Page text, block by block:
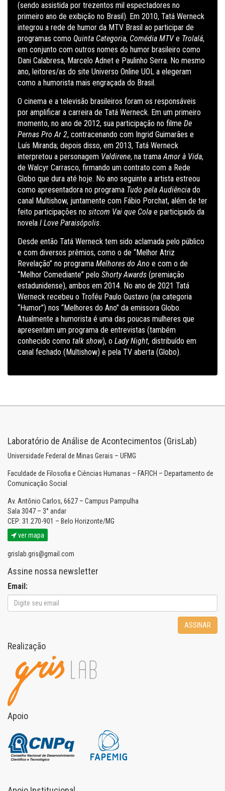
(sendo assistida por trezentos mil espectadores no
primeiro ano de exibição no Brasil). Em 2010, Tatá Werneck
integrou a rede de humor da MTV Brasil ao participar de
programas como Quinta Categoria, Comédia MTVe Trolalá,
em conjunto com outros nomes do humor brasileiro como
Dani Calabresa, Marcelo Adnet e Paulinho Serra. No mesmo
ano, leitores/as do site Universo Online UOL a elegeram
como a humorista mais engraçada do Brasil.
O cinema e a televisão brasileiros foram os responsáveis
por amplificar a carreira de Tatá Werneck. Em um primeiro
momento, no ano de 2012, sua participação no filme De
Pernas Pro Ar 2, contracenando com Ingrid Guimarães e
Luís Miranda; depois disso, em 2013, Tatá Werneck
interpretou a personagem Valdirene, na tramaAmor à Vida,
de Walcyr Carrasco, firmando um contrato com a Rede
Globo que dura até hoje. No ano seguinte a artista estreou
como apresentadora no programa Tudo pela Audiência do
canal Multishow, juntamente com Fábio Porchat, além de ter
feito participações no sitcom Vai que Cola e participado da
novela I Love Paraisópolis.
Desde então Tatá Werneck tem sido aclamada pelo público
e com diversos prêmios, como o de “Melhor Atriz
Revelação” no programa Melhores do Ano e com o de
“Melhor Comediante” pelo Shorty Awards (premiação
estadunidense), ambos em 2014. No ano de 2021 Tatá
Werneck recebeu o Troféu Paulo Gustavo (na categoria
“Humor”) nos “Melhores do Ano” da emissora Globo.
Atualmente a humorista é uma das poucas mulheres que
apresentam um programa de entrevistas (também
conhecido como talk show), o Lady Night, distribuído em
canal fechado (Multishow) e pela TV aberta (Globo).
Laboratório de Análise de Acontecimentos (GrisLab)
Universidade Federal de Minas Gerais – UFMG
Faculdade de Filosofia e Ciências Humanas – FAFICH – Departamento de
Comunicação Social
Av. Antônio Carlos, 6627 – Campus Pampulha
Sala 3047 – 3° andar
CEP: 31.270-901 – Belo Horizonte/MG
ver mapa
grislab.gris@gmail.com
Assine nossa newsletter
Email:
ASSINAR
Realização
Apoio